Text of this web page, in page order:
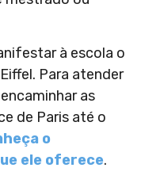
à escola o
Para atender
as
de Paris até o
o
ele oferece.